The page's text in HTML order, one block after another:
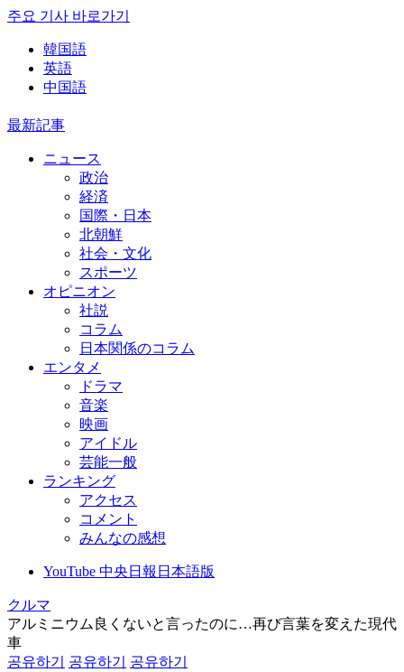
주요 기사 바로가기
韓国語
英語
中国語
最新記事
ニュース
政治
経済
国際・日本
北朝鮮
社会・文化
スポーツ
オピニオン
社説
コラム
日本関係のコラム
エンタメ
ドラマ
音楽
映画
アイドル
芸能一般
ランキング
アクセス
コメント
みんなの感想
YouTube 中央日報日本語版
クルマ
アルミニウム良くないと言ったのに…再び言葉を変えた現代
車
공유하기
공유하기
공유하기